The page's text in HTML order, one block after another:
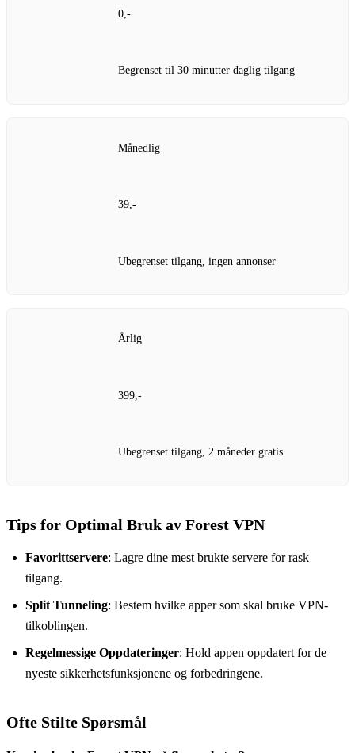
0,-
Begrenset til 30 minutter daglig tilgang
Månedlig
39,-
Ubegrenset tilgang, ingen annonser
Årlig
399,-
Ubegrenset tilgang, 2 måneder gratis
Tips for Optimal Bruk av Forest VPN
Favorittservere: Lagre dine mest brukte servere for rask
tilgang.
Split Tunneling: Bestem hvilke apper som skal bruke VPN-
tilkoblingen.
Regelmessige Oppdateringer: Hold appen oppdatert for de
nyeste sikkerhetsfunksjonene og forbedringene.
Ofte Stilte Spørsmål